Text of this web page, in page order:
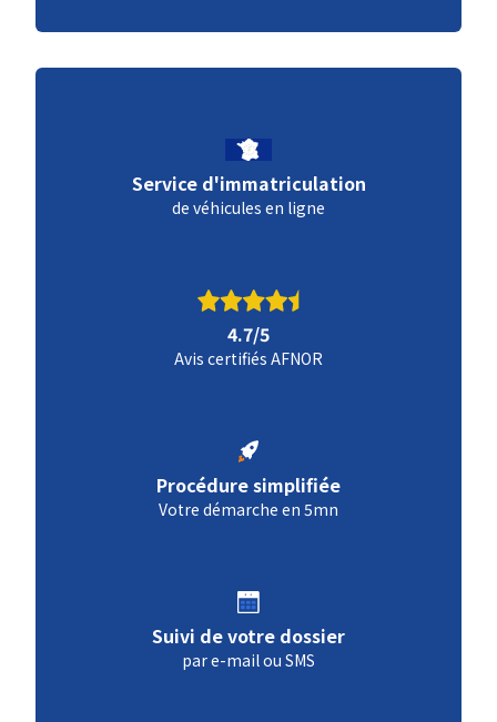
Service d'immatriculation
de véhicules en ligne
4.7/5
Avis certifiés AFNOR
Procédure simplifiée
Votre démarche en 5mn
Suivi de votre dossier
par e-mail ou SMS